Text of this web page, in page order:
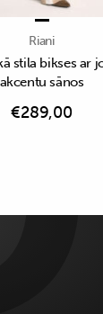
Riani
stila bikses ar
akcentu sānos
€289,00